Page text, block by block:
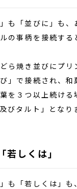
も「並びに」も
の事柄を接続す
ら焼き並びにプリ
」で接続され、
を３つ以上続ける
びタルト」となり
しくは」
も「若しくは」も